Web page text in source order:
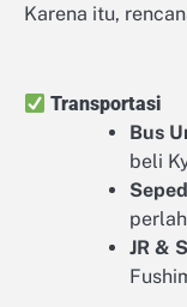
Karena itu,
Transportasi
Bus
beli
JR &